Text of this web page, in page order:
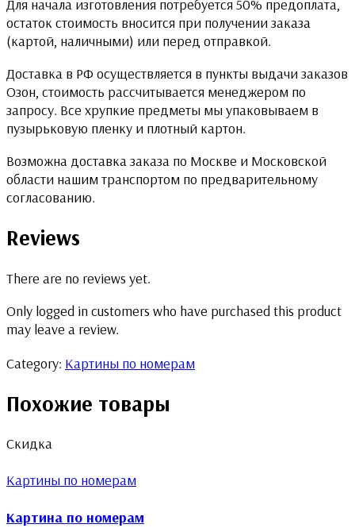
Для начала изготовления потребуется 50% предоплата,
остаток стоимость вносится при получении заказа
(картой, наличными) или перед отправкой.
Доставка в РФ осуществляется в пункты выдачи заказов
Озон, стоимость рассчитывается менеджером по
запросу. Все хрупкие предметы мы упаковываем в
пузырьковую пленку и плотный картон.
Возможна доставка заказа по Москве и Московской
области нашим транспортом по предварительному
согласованию.
Reviews
There are no reviews yet.
Only logged in customers who have purchased this product
may leave a review.
Category: Картины по номерам
Похожие товары
Скидка
Картины по номерам
Картина по номерам